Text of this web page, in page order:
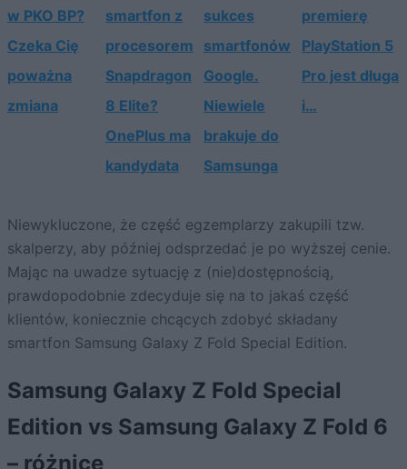
w PKO BP?
Czeka Cię
poważna
zmiana
smartfon z
procesorem
Snapdragon
8 Elite?
OnePlus ma
kandydata
sukces
smartfonów
Google.
Niewiele
brakuje do
Samsunga
premierę
PlayStation 5
Pro jest długa
i…
Niewykluczone, że część egzemplarzy zakupili tzw.
skalperzy, aby później odsprzedać je po wyższej cenie.
Mając na uwadze sytuację z (nie)dostępnością,
prawdopodobnie zdecyduje się na to jakaś część
klientów, koniecznie chcących zdobyć składany
smartfon Samsung Galaxy Z Fold Special Edition.
Samsung Galaxy Z Fold Special
Edition vs Samsung Galaxy Z Fold 6
– różnice